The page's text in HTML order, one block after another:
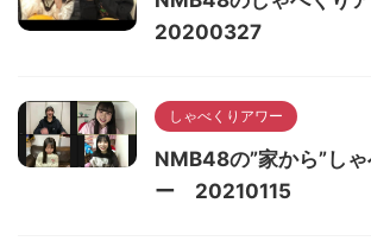
20200327
しゃべくりアワー
NMB48の”家から”し
ー 20210115